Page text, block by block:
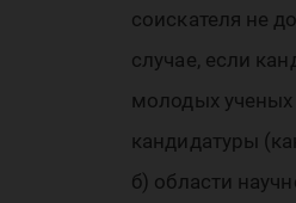
соискателя не
случае, если
молодых ученых
кандидатуры
б) области